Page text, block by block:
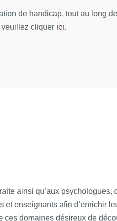
schizo- paranoïde et
d’enseignement à
champ pour la
Tustin et Donald Meltzer
de handicap, tout au long
veuillez cliquer ici.
ainsi qu’aux psychologues,
enseignants afin d’enrichir
ces domaines désireux de